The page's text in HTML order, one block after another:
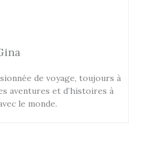
de voyage, toujours à
aventures et d’histoires à
le monde.